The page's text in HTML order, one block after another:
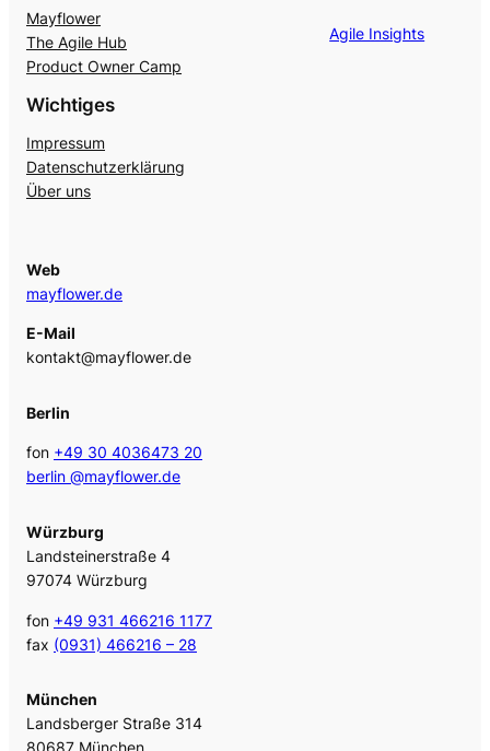
Mayflower
The Agile Hub
Product Owner Camp
Agile Insights
Wichtiges
Impressum
Datenschutzerklärung
Über uns
Web
mayflower.de
E-Mail
kontakt@mayflower.de
Berlin
fon +49 30 4036473 20
berlin @mayflower.de
Würzburg
Landsteinerstraße 4
97074 Würzburg
fon +49 931 466216 1177
fax (0931) 466216 – 28
München
Landsberger Straße 314